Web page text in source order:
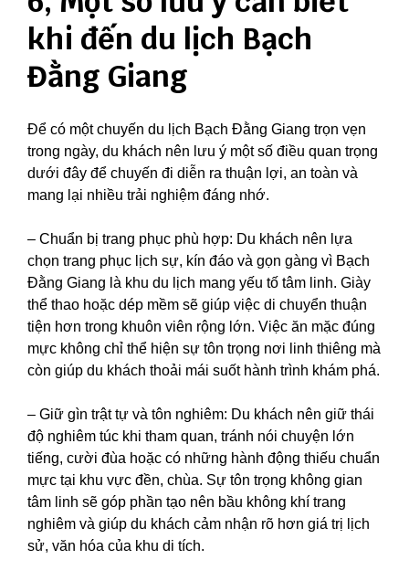
khi đến du lịch Bạch
Đằng Giang
Để có một chuyến du lịch Bạch Đằng Giang trọn vẹn
trong ngày, du khách nên lưu ý một số điều quan trọng
dưới đây để chuyến đi diễn ra thuận lợi, an toàn và
mang lại nhiều trải nghiệm đáng nhớ.
– Chuẩn bị trang phục phù hợp: Du khách nên lựa
chọn trang phục lịch sự, kín đáo và gọn gàng vì Bạch
Đằng Giang là khu du lịch mang yếu tố tâm linh. Giày
thể thao hoặc dép mềm sẽ giúp việc di chuyển thuận
tiện hơn trong khuôn viên rộng lớn. Việc ăn mặc đúng
mực không chỉ thể hiện sự tôn trọng nơi linh thiêng mà
còn giúp du khách thoải mái suốt hành trình khám phá.
– Giữ gìn trật tự và tôn nghiêm: Du khách nên giữ thái
độ nghiêm túc khi tham quan, tránh nói chuyện lớn
tiếng, cười đùa hoặc có những hành động thiếu chuẩn
mực tại khu vực đền, chùa. Sự tôn trọng không gian
tâm linh sẽ góp phần tạo nên bầu không khí trang
nghiêm và giúp du khách cảm nhận rõ hơn giá trị lịch
sử, văn hóa của khu di tích.